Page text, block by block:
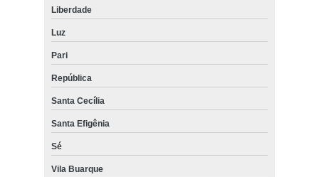
Liberdade
Luz
Pari
República
Santa Cecília
Santa Efigênia
Sé
Vila Buarque